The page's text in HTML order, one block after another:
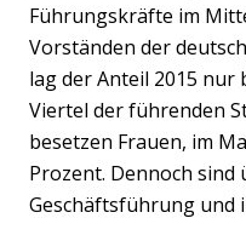
Führungskräfte im
Vorständen der
lag der Anteil 2015 nur
Viertel der führenden
besetzen Frauen, im
Prozent. Dennoch
Geschäftsführung und